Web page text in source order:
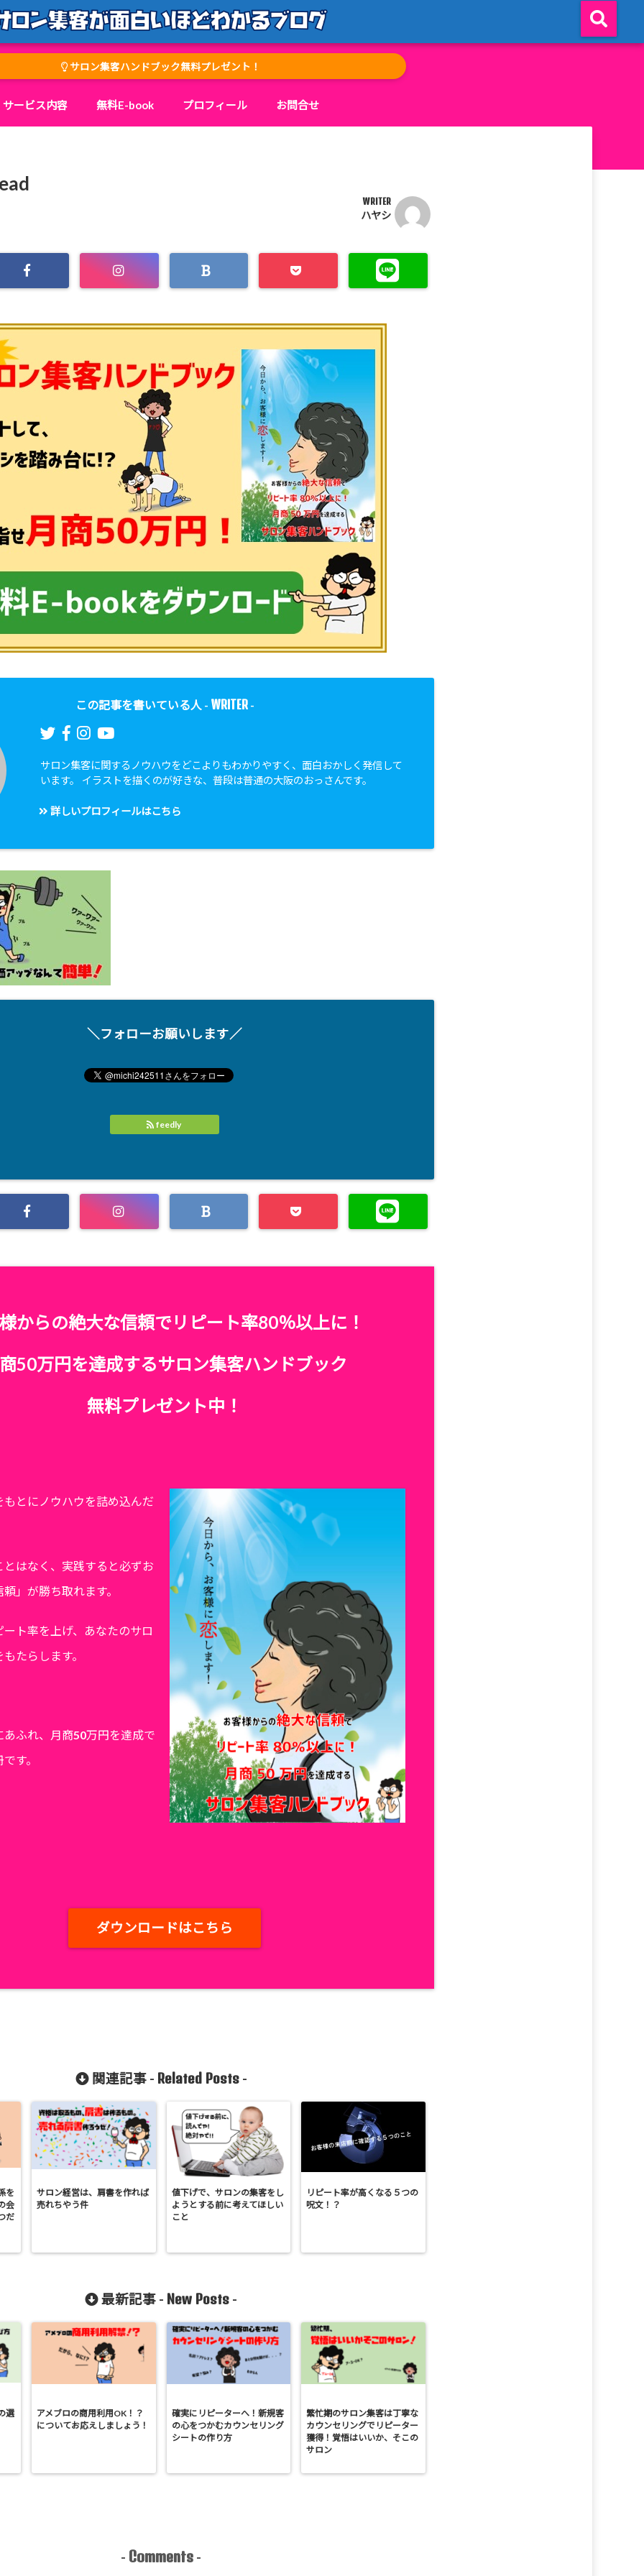
サロン集客ハンドブック無料プレゼント！
サービス内容 無料E-book プロフィール お問合せ
WRITER
ハヤシ
この記事を書いている人 - WRITER-
サロン集客に関するノウハウをどこよりもわかりやすく、面白おかしく発信して
います。 イラストを描くのが好きな、普段は普通の大阪のおっさんです。
詳しいプロフィールはこちら
＼フォローお願いします／
feedly
からの絶大な信頼でリピート率80％以上に！
50万円を達成するサロン集客ハンドブック
無料プレゼント中！
もとにノウハウを詰め込んだ
とはなく、実践すると必ずお
」が勝ち取れます。
ト率を上げ、あなたのサロ
たらします。
あふれ、月商50万円を達成で
す。
ダウンロードはこちら
関連記事 - Related Posts-
を
会
だ
サロン経営は、肩書を作れば
売れちやう件
値下げで、サロンの集客をし
ようとする前に考えてほしい
こと
リピート率が高くなる５つの
呪文！？
最新記事 - New Posts -
選
アメブロの商用利用OK！？
についてお応えしましょう！
確実にリピーターへ！新規客
の心をつかむカウンセリング
シートの作り方
繁忙期のサロン集客は丁寧な
カウンセリングでリピーター
獲得！覚悟はいいか、そこの
サロン
- Comments -